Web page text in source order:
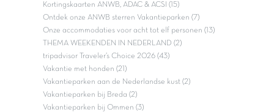
Kortingskaarten ANWB, ADAC & ACSI (15)
Ontdek onze ANWB sterren Vakantieparken (7)
Onze accommodaties voor acht tot elf personen (13)
THEMA WEEKENDEN IN NEDERLAND (2)
tripadvisor Traveler’s Choice 2026 (43)
Vakantie met honden (21)
Vakantieparken aan de Nederlandse kust (2)
Vakantieparken bij Breda (2)
Vakantieparken bij Ommen (3)